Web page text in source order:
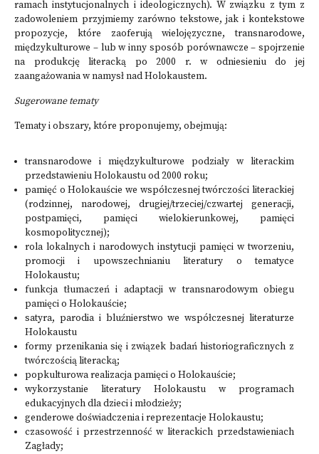
ramach instytucjonalnych i ideologicznych). W związku z tym z
zadowoleniem przyjmiemy zarówno tekstowe, jak i kontekstowe
propozycje, które zaoferują wielojęzyczne, transnarodowe,
międzykulturowe – lub w inny sposób porównawcze – spojrzenie
na produkcję literacką po 2000 r. w odniesieniu do jej
zaangażowania w namysł nad Holokaustem.
Sugerowane tematy
Tematy i obszary, które proponujemy, obejmują:
transnarodowe i międzykulturowe podziały w literackim
przedstawieniu Holokaustu od 2000 roku;
pamięć o Holokauście we współczesnej twórczości literackiej
(rodzinnej, narodowej, drugiej/trzeciej/czwartej generacji,
postpamięci, pamięci wielokierunkowej, pamięci
kosmopolitycznej);
rola lokalnych i narodowych instytucji pamięci w tworzeniu,
promocji i upowszechnianiu literatury o tematyce
Holokaustu;
funkcja tłumaczeń i adaptacji w transnarodowym obiegu
pamięci o Holokauście;
satyra, parodia i bluźnierstwo we współczesnej literaturze
Holokaustu
formy przenikania się i związek badań historiograficznych z
twórczością literacką;
popkulturowa realizacja pamięci o Holokauście;
wykorzystanie literatury Holokaustu w programach
edukacyjnych dla dzieci i młodzieży;
genderowe doświadczenia i reprezentacje Holokaustu;
czasowość i przestrzenność w literackich przedstawieniach
Zagłady;